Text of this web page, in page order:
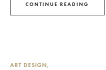
CONTINUE READING
ART DESIGN